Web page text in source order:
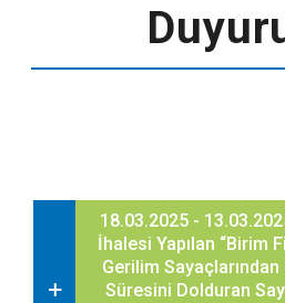
18.03.2025 -
İhalesi Yapılan “Birim
Gerilim Sayaçlarından
Süresini Dolduran